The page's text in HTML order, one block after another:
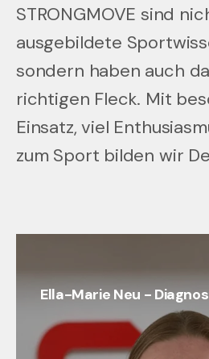
STRONGMOVE sind
ausgebildete
sondern haben auch
richtigen Fleck. Mit
Einsatz, viel
zum Sport bilden wir
Ella-Marie Neu -